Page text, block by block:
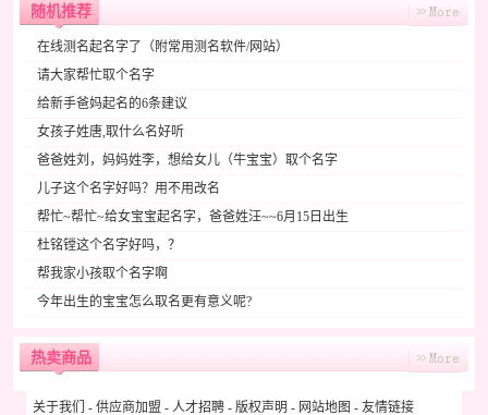
随机推荐
在线测名起名字了（附常用测名软件/网站）
请大家帮忙取个名字
给新手爸妈起名的6条建议
女孩子姓唐,取什么名好听
爸爸姓刘，妈妈姓李，想给女儿（牛宝宝）取个名字
儿子这个名字好吗？用不用改名
帮忙~帮忙~给女宝宝起名字，爸爸姓汪~~6月15日出生
杜铭镗这个名字好吗，？
帮我家小孩取个名字啊
今年出生的宝宝怎么取名更有意义呢?
热卖商品
关于我们 - 供应商加盟 - 人才招聘 - 版权声明 - 网站地图 - 友情链接